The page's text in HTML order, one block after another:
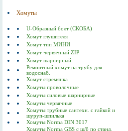
Хомуты
U-Образный болт (СКОБА)
Хомут глушителя
Хомут тип МИНИ
Хомут червячный ZIP
Хомут шарнирный
Ремонтный хомут на трубу для
водоснаб.
Хомут стремянка
Хомуты проволочные
Хомуты силовые шарнирные
Хомуты червячные
Хомуты трубные сантехн. с гайкой и
шуруп-шпилька
Хомуты Norma DIN 3017
Хомуты Norma GBS с ш/б по станд.